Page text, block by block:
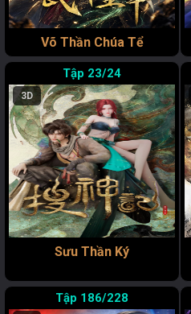
Võ Thần Chúa Tể
23/24
3D
Sưu Thần Ký
186/228